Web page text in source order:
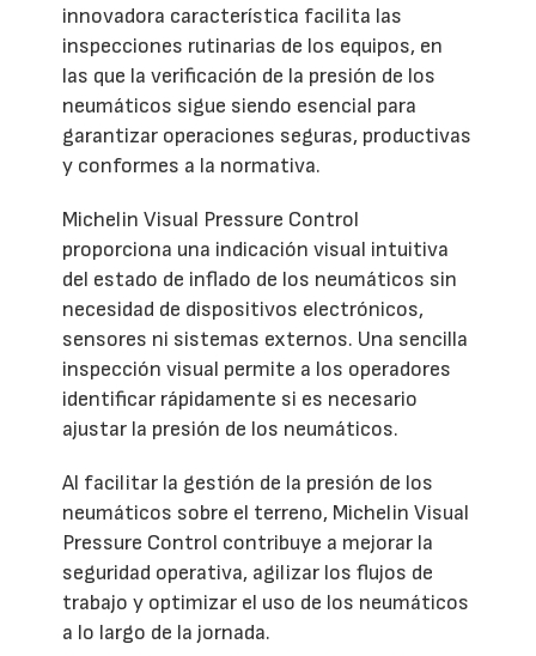
innovadora característica facilita las
inspecciones rutinarias de los equipos, en
las que la verificación de la presión de los
neumáticos sigue siendo esencial para
garantizar operaciones seguras, productivas
y conformes a la normativa.
Michelin Visual Pressure Control
proporciona una indicación visual intuitiva
del estado de inflado de los neumáticos sin
necesidad de dispositivos electrónicos,
sensores ni sistemas externos. Una sencilla
inspección visual permite a los operadores
identificar rápidamente si es necesario
ajustar la presión de los neumáticos.
Al facilitar la gestión de la presión de los
neumáticos sobre el terreno, Michelin Visual
Pressure Control contribuye a mejorar la
seguridad operativa, agilizar los flujos de
trabajo y optimizar el uso de los neumáticos
a lo largo de la jornada.